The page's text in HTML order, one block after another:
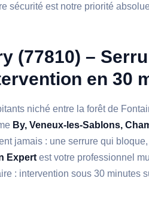
sécurité est notre priorité
(77810) –
en 30
niché entre la forêt de
By, Veneux-les-Sablons,
jamais : une serrure qui
Expert est votre professionnel
: intervention sous 30 minutes